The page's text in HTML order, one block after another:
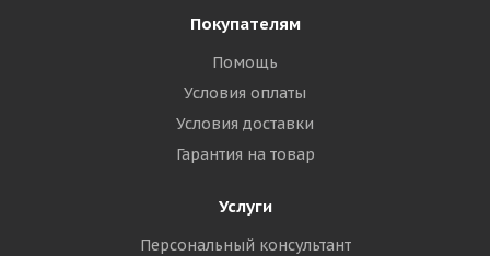
Покупателям
Помощь
Условия оплаты
Условия доставки
Гарантия на товар
Услуги
Персональный консультант